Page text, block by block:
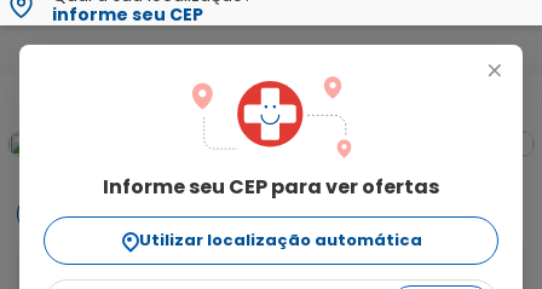
informe seu CEP
+
Informe seu CEP para ver ofertas
Utilizar localização automática
100%
Informações
O Pó 100% Pure Whey Iogurte com Sabor Morango